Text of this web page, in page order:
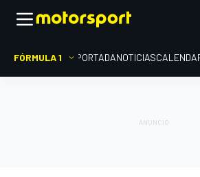
FÓRMULA 1 PORTADANOTICIAS